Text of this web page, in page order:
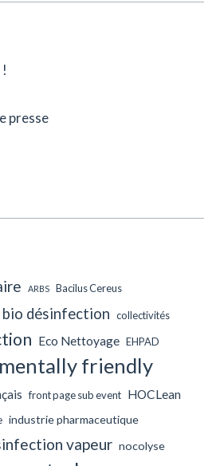
presse
ARBS Bacilus Cereus
bio désinfection collectivités
Eco Nettoyage EHPAD
friendly
front page sub event HOCLean
industrie pharmaceutique
vapeur nocolyse